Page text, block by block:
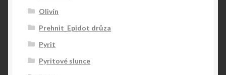
Olivín
Prehnit_Epidot drůza
Pyrit
Pyritové slunce